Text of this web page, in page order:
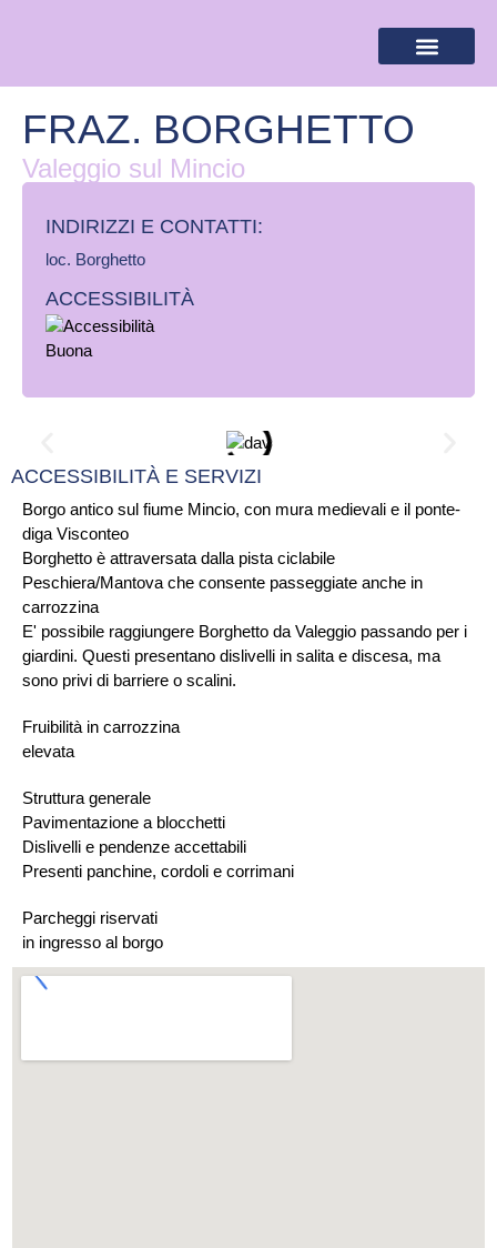
FRAZ. BORGHETTO
Valeggio sul Mincio
INDIRIZZI E CONTATTI:​
loc. Borghetto
ACCESSIBILITÀ
Borgo antico sul fiume Mincio, con mura medievali e il ponte-
diga Visconteo
Borghetto è attraversata dalla pista ciclabile
Peschiera/Mantova che consente passeggiate anche in
carrozzina
E' possibile raggiungere Borghetto da Valeggio passando per i
giardini. Questi presentano dislivelli in salita e discesa, ma
sono privi di barriere o scalini.
Fruibilità in carrozzina
elevata
Struttura generale
Pavimentazione a blocchetti
Dislivelli e pendenze accettabili
Presenti panchine, cordoli e corrimani
Parcheggi riservati
in ingresso al borgo
ACCESSIBILITÀ E SERVIZI